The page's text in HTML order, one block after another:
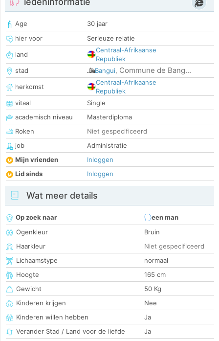
Age
30 jaar
hier voor
Serieuze relatie
land
Centraal-Afrikaanse
Republiek
stad
Bangui, Commune de Bang...
herkomst
Centraal-Afrikaanse
Republiek
vitaal
Single
academisch niveau
Masterdiploma
Roken
Niet gespecificeerd
job
Administratie
Mijn vrienden
Inloggen
Lid sinds
Inloggen
Wat meer details
Op zoek naar
een man
Ogenkleur
Bruin
Haarkleur
Niet gespecificeerd
Lichaamstype
normaal
Hoogte
165 cm
Gewicht
50 Kg
Kinderen krijgen
Nee
Kinderen willen hebben
Ja
Verander Stad / Land voor de liefde
Ja